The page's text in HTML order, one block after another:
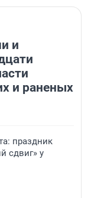
и
и раненых
праздник
сдвиг» у